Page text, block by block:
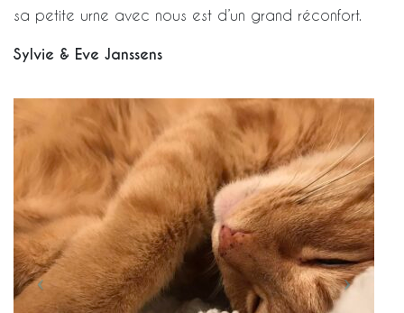
sa petite urne avec nous est d’un grand réconfort.
Sylvie & Eve Janssens